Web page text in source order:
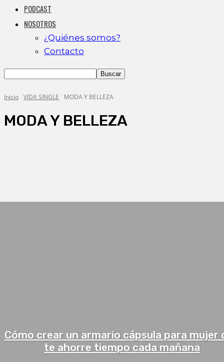
PODCAST
NOSOTROS
¿Quiénes somos?
Contacto
Inicio VIDA SINGLE MODA Y BELLEZA
MODA Y BELLEZA
Cómo crear un armario cápsula para mujer
te ahorre tiempo cada mañana